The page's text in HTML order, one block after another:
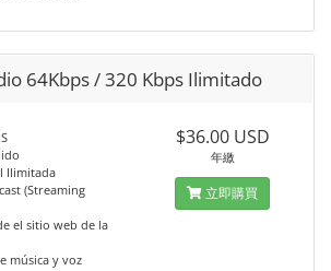
64Kbps / 320 Kbps Ilimitado
Ilimitada
(Streaming
el sitio web de la
música y voz
$36.00 USD
年繳
立即購買